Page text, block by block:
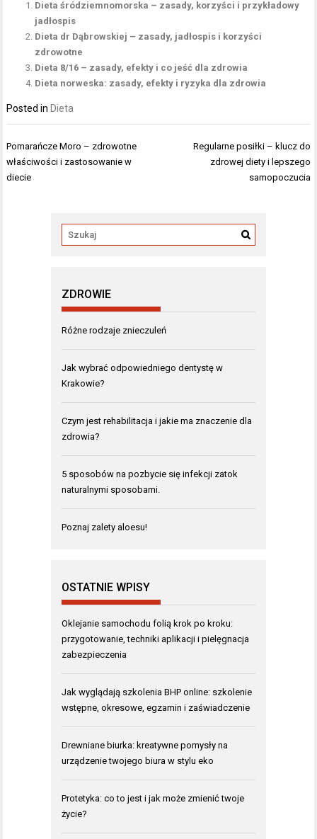
Dieta śródziemnomorska – zasady, korzyści i przykładowy
jadłospis
Dieta dr Dąbrowskiej – zasady, jadłospis i korzyści
zdrowotne
Dieta 8/16 – zasady, efekty i co jeść dla zdrowia
Dieta norweska: zasady, efekty i ryzyka dla zdrowia
Posted in Dieta
Nawigacja
wpisu
Pomarańcze Moro – zdrowotne
właściwości i zastosowanie w
diecie
Regularne posiłki – klucz do
zdrowej diety i lepszego
samopoczucia
ZDROWIE
Różne rodzaje znieczuleń
Jak wybrać odpowiedniego dentystę w
Krakowie?
Czym jest rehabilitacja i jakie ma znaczenie dla
zdrowia?
5 sposobów na pozbycie się infekcji zatok
naturalnymi sposobami.
Poznaj zalety aloesu!
OSTATNIE WPISY
Oklejanie samochodu folią krok po kroku:
przygotowanie, techniki aplikacji i pielęgnacja
zabezpieczenia
Jak wyglądają szkolenia BHP online: szkolenie
wstępne, okresowe, egzamin i zaświadczenie
Drewniane biurka: kreatywne pomysły na
urządzenie twojego biura w stylu eko
Protetyka: co to jest i jak może zmienić twoje
życie?